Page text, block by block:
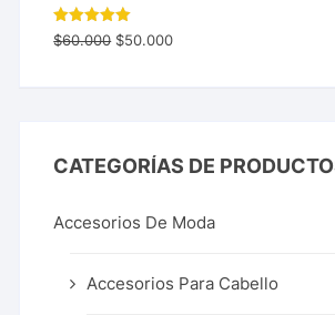
Valorado
con 5.00
$60.000 $50.000
CATEGORÍAS DE
Accesorios De Moda
Accesorios Para Cabello